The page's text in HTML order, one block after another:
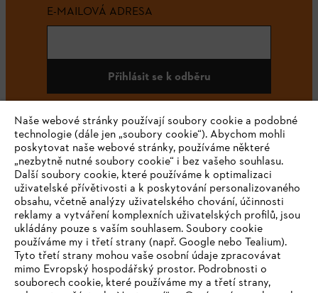
E-MAILOVÁ ADRESA
Přihlásit se k odběru
#STIHL
Společnost
Naše webové stránky používají soubory cookie a podobné
technologie (dále jen „soubory cookie“). Abychom mohli
poskytovat naše webové stránky, používáme některé
„nezbytně nutné soubory cookie“ i bez vašeho souhlasu.
Další soubory cookie, které používáme k optimalizaci
uživatelské přívětivosti a k poskytování personalizovaného
obsahu, včetně analýzy uživatelského chování, účinnosti
reklamy a vytváření komplexních uživatelských profilů, jsou
ukládány pouze s vaším souhlasem. Soubory cookie
používáme my i třetí strany (např. Google nebo Tealium).
Tyto třetí strany mohou vaše osobní údaje zpracovávat
mimo Evropský hospodářský prostor. Podrobnosti o
souborech cookie, které používáme my a třetí strany,